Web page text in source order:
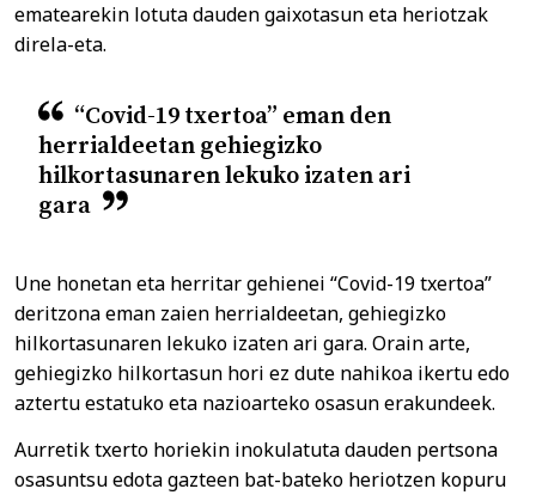
ematearekin lotuta dauden gaixotasun eta heriotzak
direla-eta.
“Covid-19 txertoa” eman den
herrialdeetan gehiegizko
hilkortasunaren lekuko izaten ari
gara
Une honetan eta herritar gehienei “Covid-19 txertoa”
deritzona eman zaien herrialdeetan, gehiegizko
hilkortasunaren lekuko izaten ari gara. Orain arte,
gehiegizko hilkortasun hori ez dute nahikoa ikertu edo
aztertu estatuko eta nazioarteko osasun erakundeek.
Aurretik txerto horiekin inokulatuta dauden pertsona
osasuntsu edota gazteen bat-bateko heriotzen kopuru